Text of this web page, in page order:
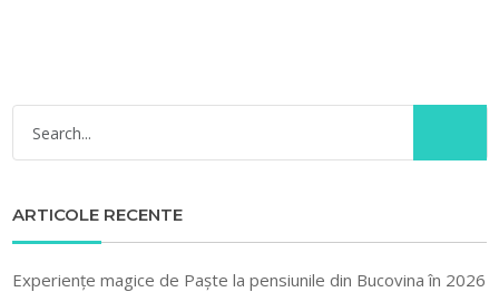
ARTICOLE RECENTE
Experiențe magice de Paște la pensiunile din Bucovina în 2026